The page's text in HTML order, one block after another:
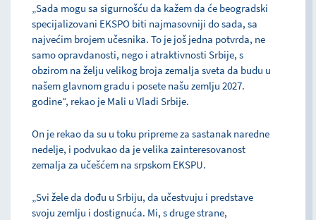
„Sada mogu sa sigurnošću da kažem da će beogradski
specijalizovani EKSPO biti najmasovniji do sada, sa
najvećim brojem učesnika. To je još jedna potvrda, ne
samo opravdanosti, nego i atraktivnosti Srbije, s
obzirom na želju velikog broja zemalja sveta da budu u
našem glavnom gradu i posete našu zemlju 2027.
godine“, rekao je Mali u Vladi Srbije.
On je rekao da su u toku pripreme za sastanak naredne
nedelje, i podvukao da je velika zainteresovanost
zemalja za učešćem na srpskom EKSPU.
„Svi žele da dođu u Srbiju, da učestvuju i predstave
svoju zemlju i dostignuća. Mi, s druge strane,